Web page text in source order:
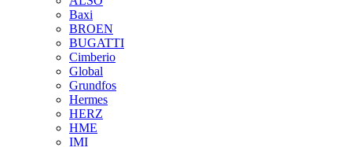
Baxi
BROEN
BUGATTI
Cimberio
Global
Grundfos
Hermes
HERZ
HME
IMI